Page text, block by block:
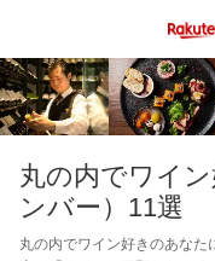
丸の内でワイ
ンバー）11選
丸の内でワイン好きのあな